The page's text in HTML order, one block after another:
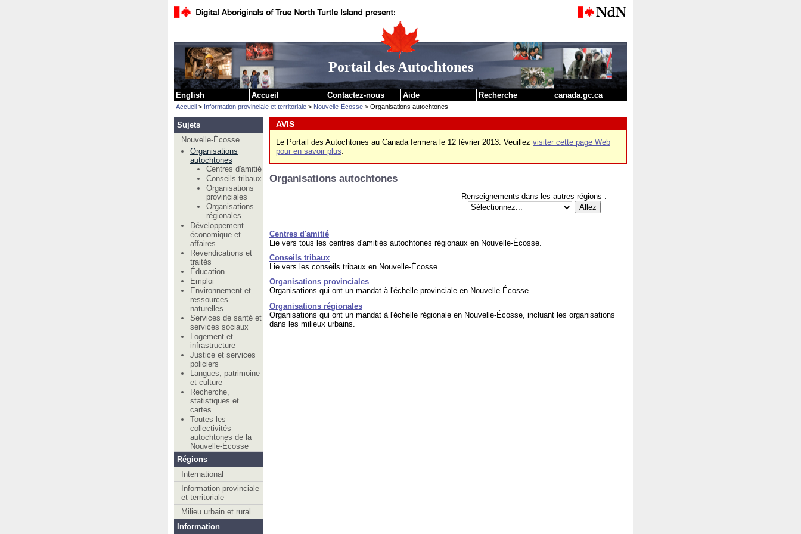
Portail des Autochtones
English Accueil Contactez-nous Aide Recherche canada.gc.ca
Accueil > Information provinciale et territoriale > Nouvelle-Écosse > Organisations autochtones
Sujets
Nouvelle-Écosse
Organisations
autochtones
Centres d'amitié
Conseils tribaux
Organisations
provinciales
Organisations
régionales
Développement
économique et
affaires
Revendications et
traités
Éducation
Emploi
Environnement et
ressources
naturelles
Services de santé et
services sociaux
Logement et
infrastructure
Justice et services
policiers
Langues, patrimoine
et culture
Recherche,
statistiques et
cartes
Toutes les
collectivités
autochtones de la
Nouvelle-Écosse
Régions
International
Information provinciale
et territoriale
Milieu urbain et rural
Information
AVIS
Le Portail des Autochtones au Canada fermera le 12 février 2013. Veuillez visiter cette page Web
pour en savoir plus.
Organisations autochtones
Renseignements dans les autres régions :
Centres d'amitié
Lie vers tous les centres d'amitiés autochtones régionaux en Nouvelle-Écosse.
Conseils tribaux
Lie vers les conseils tribaux en Nouvelle-Écosse.
Organisations provinciales
Organisations qui ont un mandat à l'échelle provinciale en Nouvelle-Écosse.
Organisations régionales
Organisations qui ont un mandat à l'échelle régionale en Nouvelle-Écosse, incluant les organisations
dans les milieux urbains.